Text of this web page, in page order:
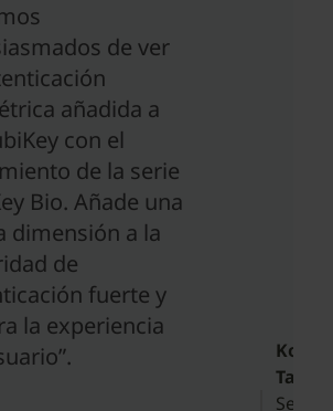
de ver
añadida a
con el
de la serie
Bio. Añade una
dimensión a la
de
fuerte y
la experiencia
Koveh
Senior